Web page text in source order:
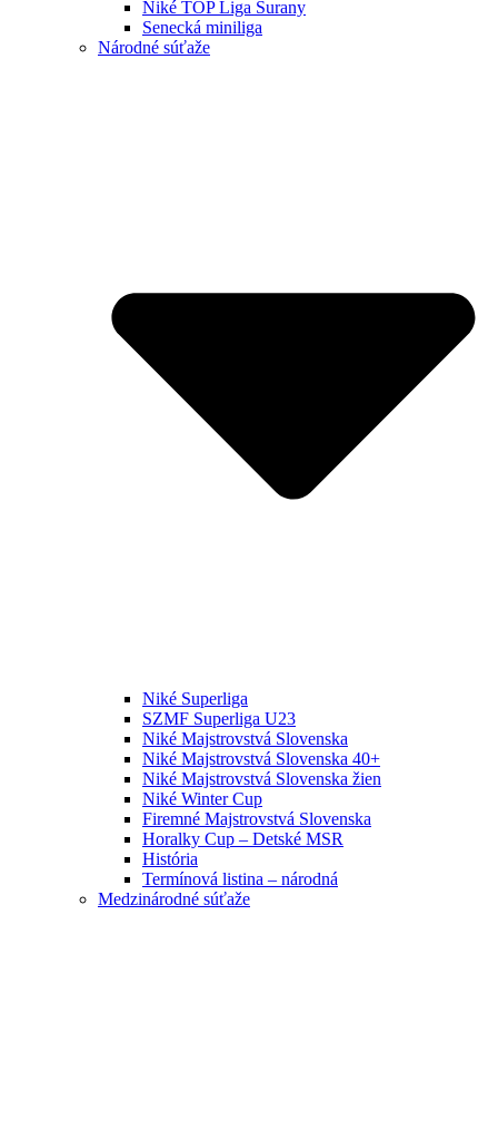
Niké TOP Liga Šurany
Senecká miniliga
Národné súťaže
Niké Superliga
SZMF Superliga U23
Niké Majstrovstvá Slovenska
Niké Majstrovstvá Slovenska 40+
Niké Majstrovstvá Slovenska žien
Niké Winter Cup
Firemné Majstrovstvá Slovenska
Horalky Cup – Detské MSR
História
Termínová listina – národná
Medzinárodné súťaže